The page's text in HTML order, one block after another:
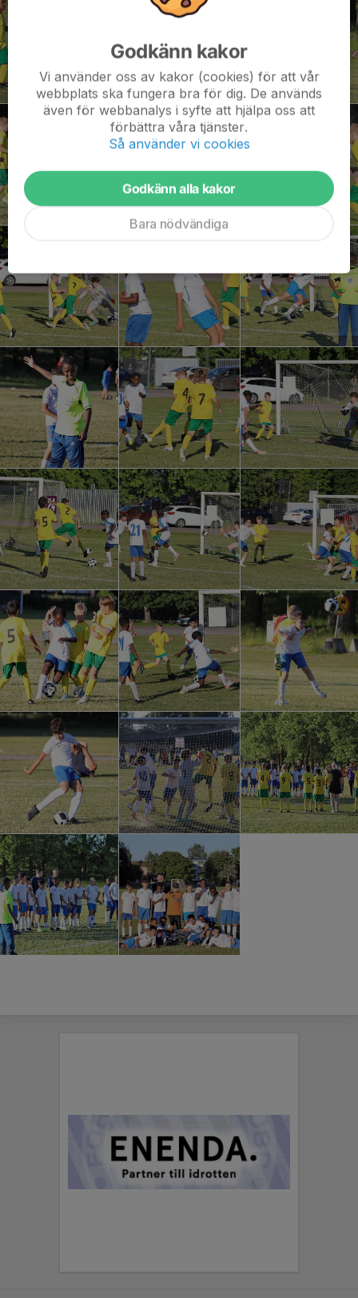
Godkänn kakor
Vi använder oss av kakor (cookies) för att vår
webbplats ska fungera bra för dig. De används
även för webbanalys i syfte att hjälpa oss att
förbättra våra tjänster.
Så använder vi cookies
Godkänn alla kakor
Bara nödvändiga